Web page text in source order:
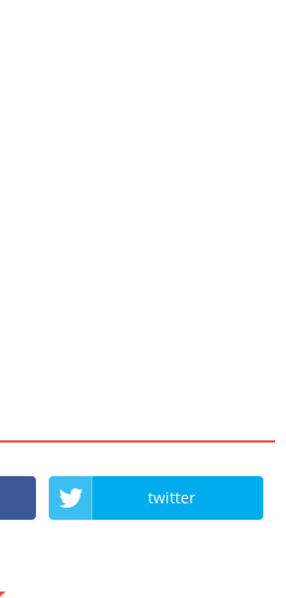
twitter